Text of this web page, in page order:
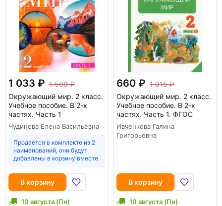
1 033
1 589
Окружающий мир. 2 класс.
Учебное пособие. В 2-х
частях. Часть 1
Чудинова Елена Васильевна
Продаётся в комплекте из 2
наименований, они будут
добавлены в корзину вместе.
В корзину
10 августа (Пн)
660
1 015
Окружающий мир. 2 класс.
Учебное пособие. В 2-х
частях. Часть 1. ФГОС
Ивченкова Галина
Григорьевна
В корзину
10 августа (Пн)